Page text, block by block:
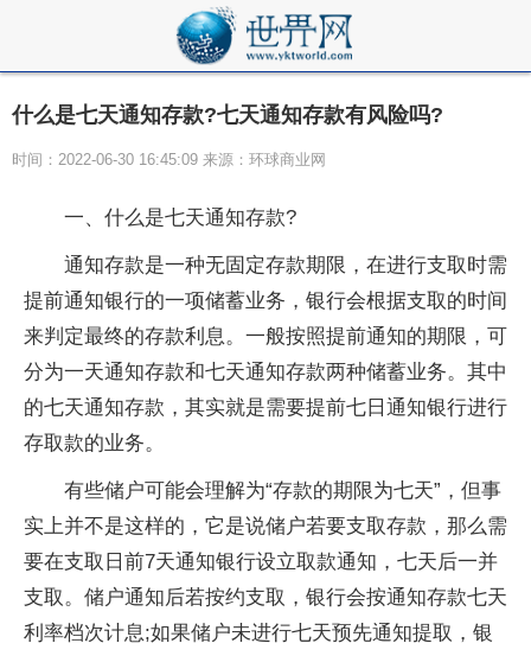
什么是七天通知存款?七天通知存款有风险吗?
时间：2022-06-30 16:45:09 来源：环球商业网
一、什么是七天通知存款?
通知存款是一种无固定存款期限，在进行支取时需
提前通知银行的一项储蓄业务，银行会根据支取的时间
来判定最终的存款利息。一般按照提前通知的期限，可
分为一天通知存款和七天通知存款两种储蓄业务。其中
的七天通知存款，其实就是需要提前七日通知银行进行
存取款的业务。
有些储户可能会理解为“存款的期限为七天”，但事
实上并不是这样的，它是说储户若要支取存款，那么需
要在支取日前7天通知银行设立取款通知，七天后一并
支取。储户通知后若按约支取，银行会按通知存款七天
利率档次计息;如果储户未进行七天预先通知提取，银